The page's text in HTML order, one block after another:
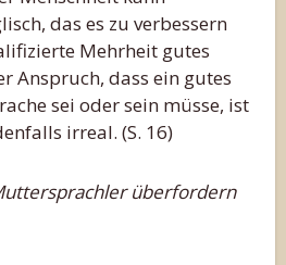
das es zu verbessern
Mehrheit gutes
Anspruch, dass ein gutes
sei oder sein müsse, ist
irreal. (S. 16)
überfordern